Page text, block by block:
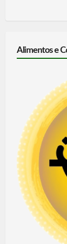
Alimentos e